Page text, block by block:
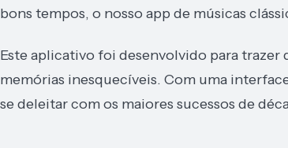
bons tempos, o nosso app de músicas
Este aplicativo foi desenvolvido para trazer
memórias inesquecíveis. Com uma
se deleitar com os maiores sucessos de